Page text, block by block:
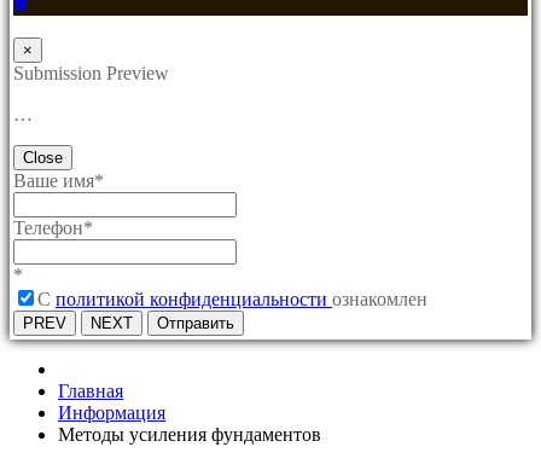
×
Submission Preview
…
Close
Ваше имя*
Телефон*
*
C политикой конфиденциальности ознакомлен
PREV NEXT Отправить
Главная
Информация
Методы усиления фундаментов